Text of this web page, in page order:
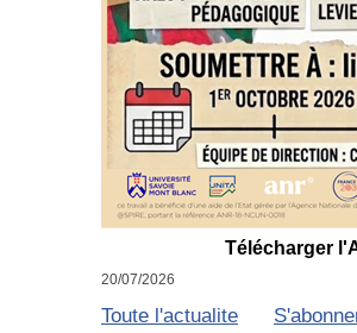
Télécharger
20/07/2026
Toute l'actualite